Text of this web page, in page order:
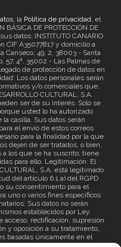
, la Política de privacidad, el
BÁSICA DE PROTECCIÓN DE
datos: INSTITUTO CANARIO
CIF A35077817 y domicilio a
Canseco, 49, 2, 38003 - Santa
4ª. 35002 - Las Palmas de
de protección de datos en
Los datos personales serán
y/o comerciales que,
CULTURAL, S.A.
ser de su interés. Solo se
usted lo ha autorizado
casilla. Sus datos serán
el envío de estos correos
para la finalidad por la que
dejen de ser tratados, o bien,
a los que se ha suscrito, tiene
para ello. Legitimación: El
S.A. está legitimado
del artículo 6.1.a) del RGPD
su consentimiento para el
uno o varios fines específicos
Sus datos no serán
establecidos por Ley.
acceso, rectificación, supresión
y oposición a su tratamiento,
basadas únicamente en el
y revocar el consentimiento